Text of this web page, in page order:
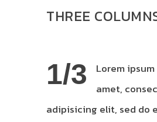
THREE
1/3
Lorem
amet,
adipisicing elit, sed do